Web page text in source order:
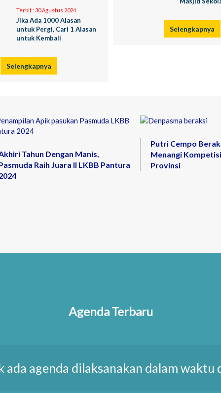
Terbit : 30 Agustus 2024
Jika Ada 1000 Alasan
untuk Pergi, Cari 1 Alasan
untuk Kembali
Selengkapnya
Selengkapnya
Tahun Dengan Manis,
Raih Juara II LKBB Pantura
Putri Cempo
Menangi
Provinsi
Agenda Terbaru
ada agenda dilaksanakan dalam waktu